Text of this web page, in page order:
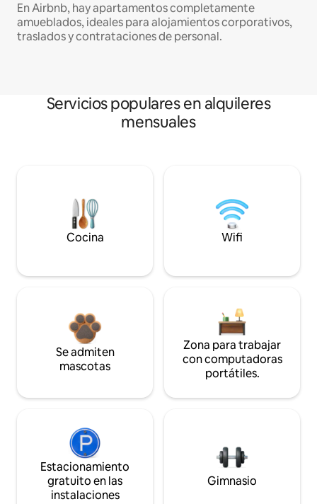
En Airbnb, hay apartamentos completamente
amueblados, ideales para alojamientos corporativos,
traslados y contrataciones de personal.
Servicios populares en alquileres
mensuales
Cocina Wifi
Se admiten
mascotas
Zona para trabajar
con computadoras
portátiles.
Estacionamiento
gratuito en las
instalaciones
Gimnasio